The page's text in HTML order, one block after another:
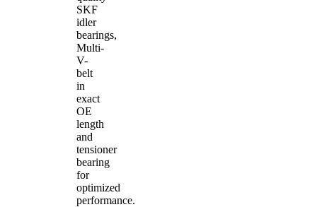
SKF
idler
bearings,
Multi-
V-
belt
in
exact
OE
length
and
tensioner
bearing
for
optimized
performance.